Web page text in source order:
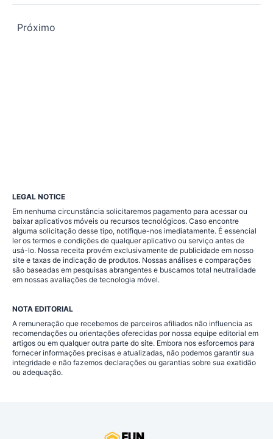
Paginação
Próximo
LEGAL NOTICE
Em nenhuma circunstância solicitaremos pagamento para acessar ou
baixar aplicativos móveis ou recursos tecnológicos. Caso encontre
alguma solicitação desse tipo, notifique-nos imediatamente. É essencial
ler os termos e condições de qualquer aplicativo ou serviço antes de
usá-lo. Nossa receita provém exclusivamente de publicidade em nosso
site e taxas de indicação de produtos. Nossas análises e comparações
são baseadas em pesquisas abrangentes e buscamos total neutralidade
em nossas avaliações de tecnologia móvel.
NOTA EDITORIAL
A remuneração que recebemos de parceiros afiliados não influencia as
recomendações ou orientações oferecidas por nossa equipe editorial em
artigos ou em qualquer outra parte do site. Embora nos esforcemos para
fornecer informações precisas e atualizadas, não podemos garantir sua
integridade e não fazemos declarações ou garantias sobre sua exatidão
ou adequação.